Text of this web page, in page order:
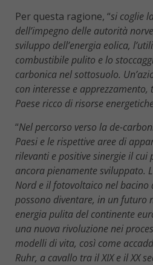
Per questa ragione, “si coglie
dell’impegno delle autorità
sviluppo dell’energia eolica,
combustibile pulito e lo
carbonica nel sottosuolo.
con interesse e
Paese ricco di risorse
“Nel percorso verso la de-
Paesi e le rispettive aree di
rilevanti e positive sinergie il cui
ancora pienamente sviluppato.
Nord e il fotovoltaico nel bacino
possono diventare, in un futuro
energia pulita del continente
una nuova rivoluzione nei
modelli di vita, così come
Ruhr, a cavallo tra il XIX e il XX